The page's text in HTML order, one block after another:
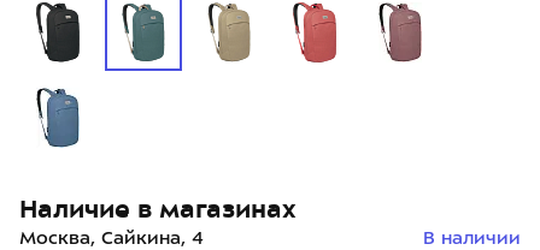
Наличие в магазинах
Москва, Сайкина, 4
В наличии